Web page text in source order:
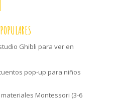
Ghibli para ver en
pop-up para niños
Montessori (3-6